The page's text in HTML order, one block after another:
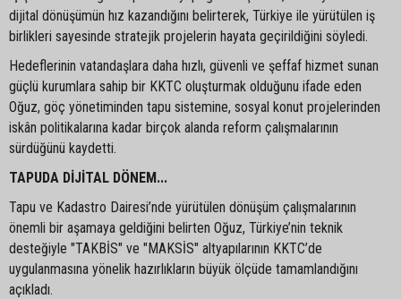
dijital dönüşümün hız kazandığını belirterek, Türkiye ile yürütülen iş
birlikleri sayesinde stratejik projelerin hayata geçirildiğini söyledi.
Hedeflerinin vatandaşlara daha hızlı, güvenli ve şeffaf hizmet sunan
güçlü kurumlara sahip bir KKTC oluşturmak olduğunu ifade eden
Oğuz, göç yönetiminden tapu sistemine, sosyal konut projelerinden
iskân politikalarına kadar birçok alanda reform çalışmalarının
sürdüğünü kaydetti.
TAPUDA DİJİTAL DÖNEM...
Tapu ve Kadastro Dairesi’nde yürütülen dönüşüm çalışmalarının
önemli bir aşamaya geldiğini belirten Oğuz, Türkiye’nin teknik
desteğiyle "TAKBİS" ve "MAKSİS" altyapılarının KKTC’de
uygulanmasına yönelik hazırlıkların büyük ölçüde tamamlandığını
açıkladı.